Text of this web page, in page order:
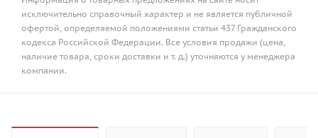
исключительно справочный характер и не является публичной
офертой, определяемой положениями статьи 437 Гражданского
кодекса Российской Федерации. Все условия продажи (цена,
наличие товара, сроки доставки и т. д.) уточняются у менеджера
компании.